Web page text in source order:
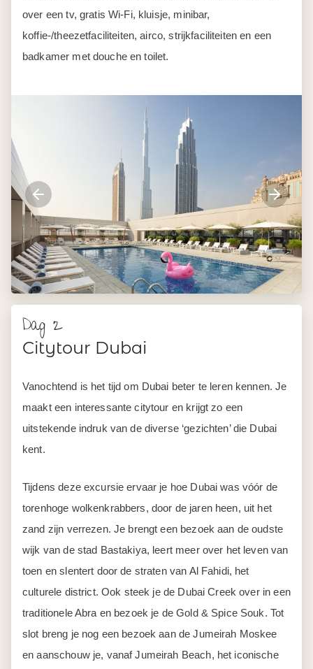
over een tv, gratis Wi-Fi, kluisje, minibar,
koffie-/theezetfaciliteiten, airco, strijkfaciliteiten en een
badkamer met douche en toilet.
Dag 2
Citytour Dubai
Vanochtend is het tijd om Dubai beter te leren kennen. Je
maakt een interessante citytour en krijgt zo een
uitstekende indruk van de diverse ‘gezichten’ die Dubai
kent.
Tijdens deze excursie ervaar je hoe Dubai was vóór de
torenhoge wolkenkrabbers, door de jaren heen, uit het
zand zijn verrezen. Je brengt een bezoek aan de oudste
wijk van de stad Bastakiya, leert meer over het leven van
toen en slentert door de straten van Al Fahidi, het
culturele district. Ook steek je de Dubai Creek over in een
traditionele Abra en bezoek je de Gold & Spice Souk. Tot
slot breng je nog een bezoek aan de Jumeirah Moskee
en aanschouw je, vanaf Jumeirah Beach, het iconische